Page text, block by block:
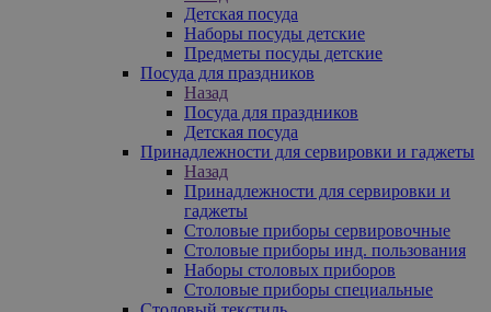
Детская посуда
Наборы посуды детские
Предметы посуды детские
Посуда для праздников
Назад
Посуда для праздников
Детская посуда
Принадлежности для сервировки и гаджеты
Назад
Принадлежности для сервировки и
гаджеты
Столовые приборы сервировочные
Столовые приборы инд. пользования
Наборы столовых приборов
Столовые приборы специальные